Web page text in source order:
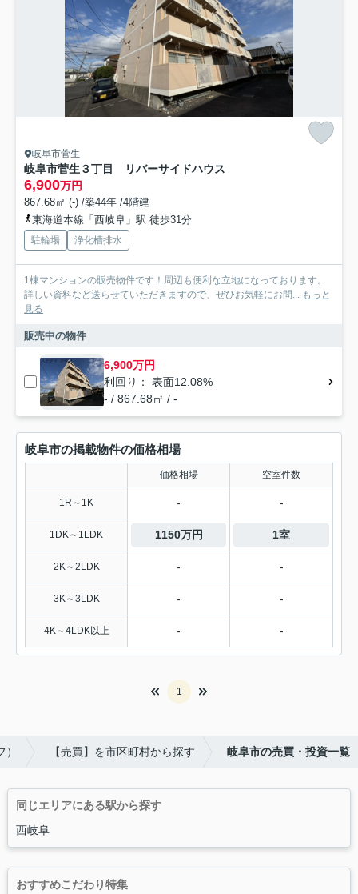
岐阜市菅生
岐阜市菅生３丁目 リバーサイドハウス
6,900万円
867.68㎡ (-) /築44年 /4階建
東海道本線「西岐阜」駅 徒歩31分
駐輪場 浄化槽排水
1棟マンションの販売物件です！周辺も便利な立地になっております。
詳しい資料など送らせていただきますので、ぜひお気軽にお問... もっと
見る
販売中の物件
6,900万円
利回り： 表面12.08%
- / 867.68㎡ / -
岐阜市の掲載物件の価格相場
価格相場 空室件数
1R～1K - -
1DK～1LDK 1150万円 1室
2K～2LDK - -
3K～3LDK - -
4K～4LDK以上 - -
1
【売買】を市区町村から探す 岐阜市の売買・投資一覧
同じエリアにある駅から探す
西岐阜
おすすめこだわり特集